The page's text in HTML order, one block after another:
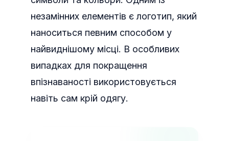
незамінних елементів є логотип, який
наноситься певним способом у
найвиднішому місці. В особливих
випадках для покращення
впізнаваності використовується
навіть сам крій одягу.